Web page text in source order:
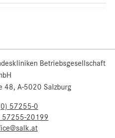
Betriebsgesellschaft
48, A-5020 Salzburg
57255-0
57255-20199